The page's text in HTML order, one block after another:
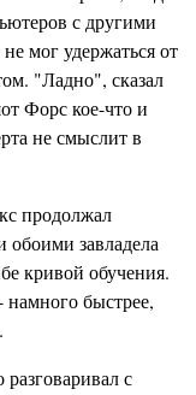
с другими
мог удержаться от
"Ладно", сказал
Форс кое-что и
не смыслит в
продолжал
обоими завладела
кривой обучения.
быстрее,
с